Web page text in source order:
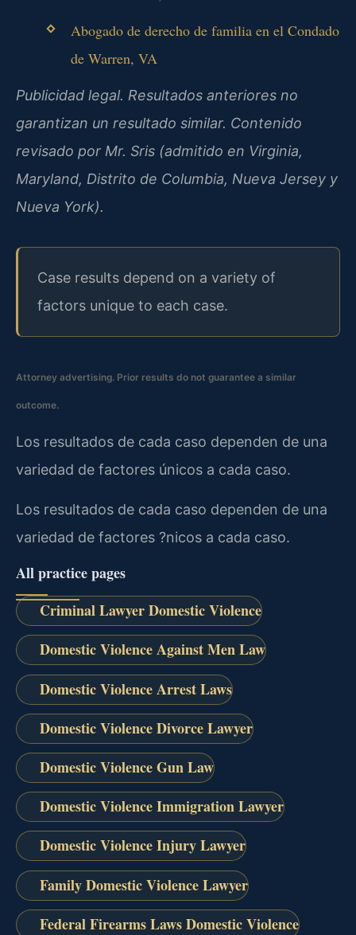
Abogado de derecho de familia en el Condado
de Warren, VA
Publicidad legal. Resultados anteriores no
garantizan un resultado similar. Contenido
revisado por Mr. Sris (admitido en Virginia,
Maryland, Distrito de Columbia, Nueva Jersey y
Nueva York).
Case results depend on a variety of
factors unique to each case.
Attorney advertising. Prior results do not guarantee a similar
outcome.
Los resultados de cada caso dependen de una
variedad de factores únicos a cada caso.
Los resultados de cada caso dependen de una
variedad de factores ?nicos a cada caso.
All practice pages
Criminal Lawyer Domestic Violence
Domestic Violence Against Men Law
Domestic Violence Arrest Laws
Domestic Violence Divorce Lawyer
Domestic Violence Gun Law
Domestic Violence Immigration Lawyer
Domestic Violence Injury Lawyer
Family Domestic Violence Lawyer
Federal Firearms Laws Domestic Violence